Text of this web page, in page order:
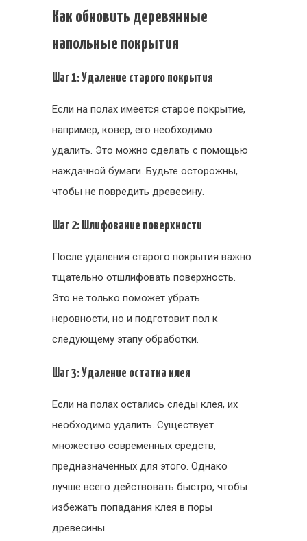
Как обновить деревянные
напольные покрытия
Шаг 1: Удаление старого покрытия
Если на полах имеется старое покрытие,
например, ковер, его необходимо
удалить. Это можно сделать с помощью
наждачной бумаги. Будьте осторожны,
чтобы не повредить древесину.
Шаг 2: Шлифование поверхности
После удаления старого покрытия важно
тщательно отшлифовать поверхность.
Это не только поможет убрать
неровности, но и подготовит пол к
следующему этапу обработки.
Шаг 3: Удаление остатка клея
Если на полах остались следы клея, их
необходимо удалить. Существует
множество современных средств,
предназначенных для этого. Однако
лучше всего действовать быстро, чтобы
избежать попадания клея в поры
древесины.